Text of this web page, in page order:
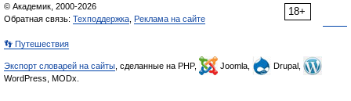
18+
© Академик, 2000-2026
Обратная связь: Техподдержка Реклама на сайте
👣 Путешествия
Экспорт словарей на сайты , сделанные на PHP, Joomla,
Drupal,
WordPress, MODx.